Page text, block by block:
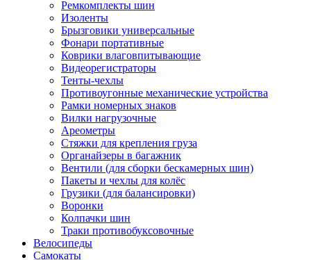
Ремкомплекты шин
Изоленты
Брызговики универсальные
Фонари портативные
Коврики влаговпитывающие
Видеорегистраторы
Тенты-чехлы
Противоугонные механические устройства
Рамки номерных знаков
Вилки нагрузочные
Ареометры
Стяжки для крепления груза
Органайзеры в багажник
Вентили (для сборки бескамерных шин)
Пакеты и чехлы для колёс
Грузики (для балансировки)
Воронки
Колпачки шин
Траки противобуксовочные
Велосипеды
Самокаты